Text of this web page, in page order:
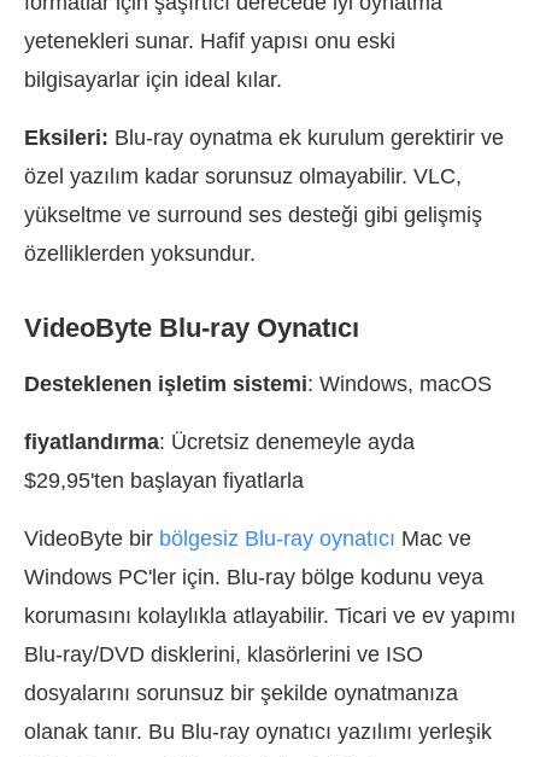
yetenekleri sunar. Hafif yapısı onu eski
bilgisayarlar için ideal kılar.
Eksileri: Blu-ray oynatma ek kurulum gerektirir ve
özel yazılım kadar sorunsuz olmayabilir. VLC,
yükseltme ve surround ses desteği gibi gelişmiş
özelliklerden yoksundur.
VideoByte Blu-ray Oynatıcı
Desteklenen işletim sistemi: Windows, macOS
fiyatlandırma: Ücretsiz denemeyle ayda
$29,95'ten başlayan fiyatlarla
VideoByte bir bölgesiz Blu-ray oynatıcı Mac ve
Windows PC'ler için. Blu-ray bölge kodunu veya
korumasını kolaylıkla atlayabilir. Ticari ve ev yapımı
Blu-ray/DVD disklerini, klasörlerini ve ISO
dosyalarını sorunsuz bir şekilde oynatmanıza
olanak tanır. Bu Blu-ray oynatıcı yazılımı yerleşik